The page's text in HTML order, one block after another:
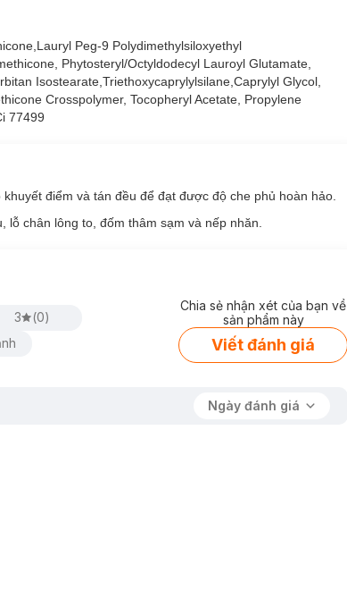
Peg-9 Polydimethylsiloxyethyl
Phytosteryl/Octyldodecyl Lauroyl Glutamate,
Isostearate,Triethoxycaprylylsilane,Caprylyl Glycol,
Crosspolymer, Tocopheryl Acetate, Propylene
77499
điểm và tán đều để đạt được độ che phủ hoàn hảo.
chân lông to, đốm thâm sạm và nếp nhăn.
3 (0)
Chia sẻ nhận xét của bạn về
sản phẩm này
Viết đánh giá
Ngày đánh giá